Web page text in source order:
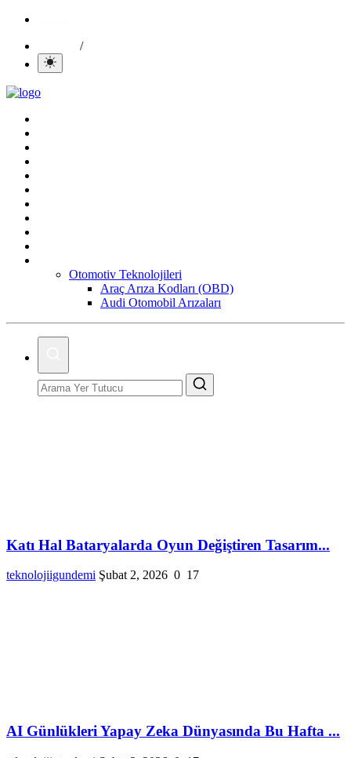
/
Otomotiv Teknolojileri
Araç Arıza Kodları (OBD)
Audi Otomobil Arızaları
Katı Hal Bataryalarda Oyun Değiştiren Tasarım...
teknolojiigundemi Şubat 2, 2026 0 17
AI Günlükleri Yapay Zeka Dünyasında Bu Hafta ...